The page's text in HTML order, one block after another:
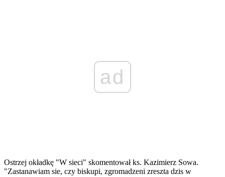
ad
Ostrzej okładkę "W sieci" skomentował ks. Kazimierz Sowa.
"Zastanawiam sie, czy biskupi, zgromadzeni zreszta dzis w